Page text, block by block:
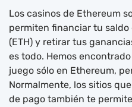
Los casinos de Ethereum
permiten financiar tu
(ETH) y retirar tus
es todo. Hemos
juego sólo en Ethereum,
Normalmente, los sitios
de pago también te